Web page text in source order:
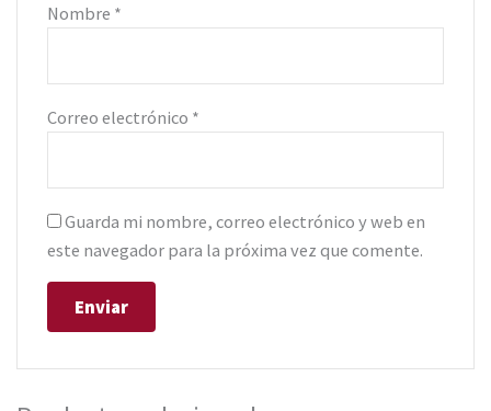
Nombre *
Correo electrónico *
Guarda mi nombre, correo electrónico y web en
este navegador para la próxima vez que comente.